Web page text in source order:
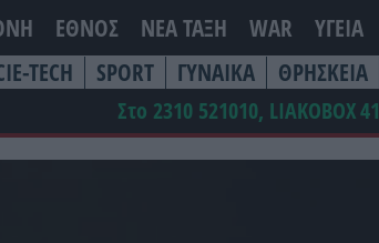
ΕΘΝΟΣ ΝΕΑ ΤΆΞΗ WAR ΥΓΕΙΑ
TECH SPORT ΓΥΝΑΙΚΑ ΘΡΗΣΚΕΙΑ
Στο 2310 521010, LIAKOBOX41